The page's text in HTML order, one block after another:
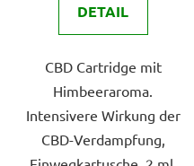
DETAIL
CBD Cartridge mit
Himbeeraroma.
Intensivere Wirkung der
CBD-Verdampfung,